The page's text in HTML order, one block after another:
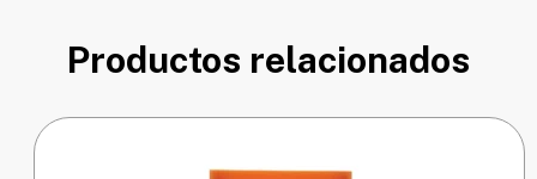
Productos relacionados